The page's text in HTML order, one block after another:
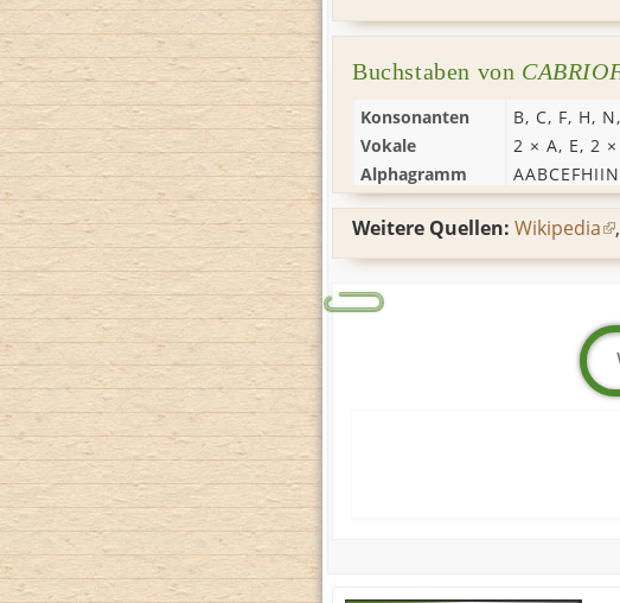
Buchstaben von
Konsonanten B, C, F, H, N
Vokale
2 × A, E, 2 ×
Alphagramm
Weitere Quellen: Wikipedia ,